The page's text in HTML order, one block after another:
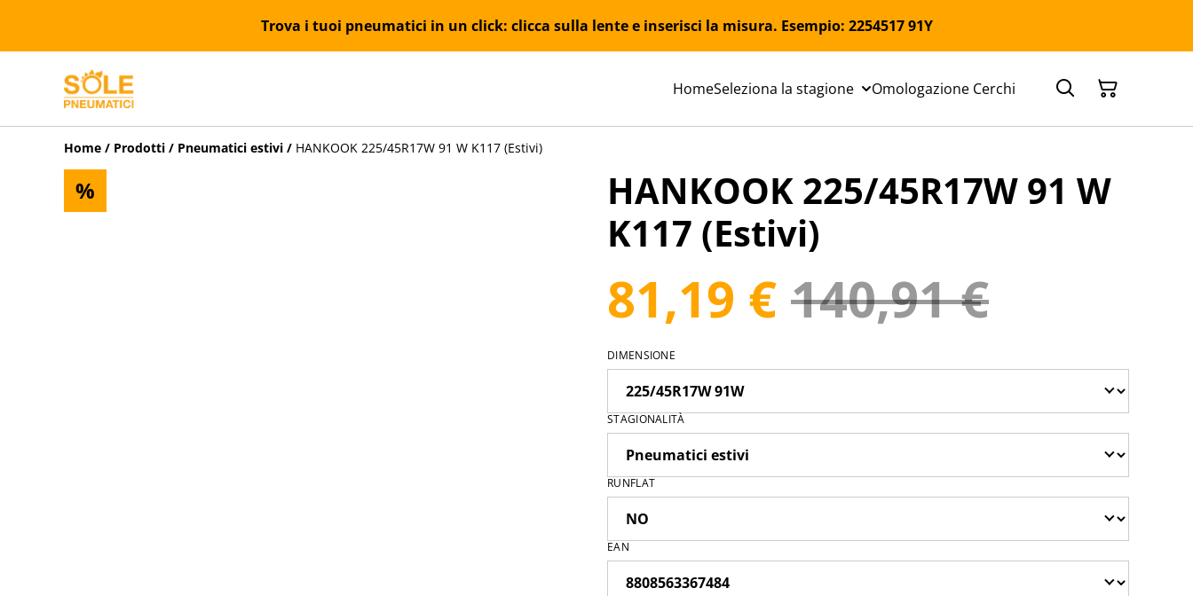
Trova i tuoi pneumatici in un click: clicca sulla lente e inserisci la misura. Esempio: 2254517 91Y
HomeSeleziona la stagione Omologazione Cerchi
Home / Prodotti / Pneumatici estivi / HANKOOK 225/45R17W 91 W K117 (Estivi)
%
HANKOOK 225/45R17W 91 W
K117 (Estivi)
81,19 € 140,91 €
DIMENSIONE
STAGIONALITÀ
RUNFLAT
EAN